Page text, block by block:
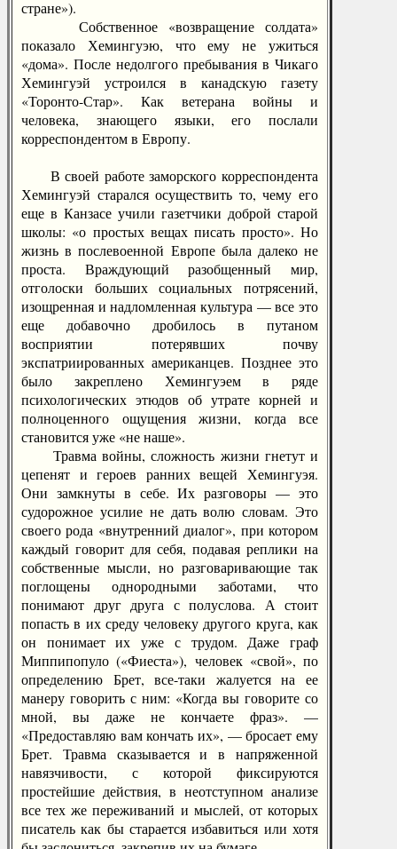
стране»).
Собственное «возвращение солдата»
показало Хемингуэю, что ему не ужиться
«дома». После недолгого пребывания в Чикаго
Хемингуэй устроился в канадскую газету
«Торонто-Стар». Как ветерана войны и
человека, знающего языки, его послали
корреспондентом в Европу.
В своей работе заморского корреспондента
Хемингуэй старался осуществить то, чему его
еще в Канзасе учили газетчики доброй старой
школы: «о простых вещах писать просто». Но
жизнь в послевоенной Европе была далеко не
проста. Враждующий разобщенный мир,
отголоски больших социальных потрясений,
изощренная и надломленная культура — все это
еще добавочно дробилось в путаном
восприятии потерявших почву
экспатриированных американцев. Позднее это
было закреплено Хемингуэем в ряде
психологических этюдов об утрате корней и
полноценного ощущения жизни, когда все
становится уже «не наше».
Травма войны, сложность жизни гнетут и
цепенят и героев ранних вещей Хемингуэя.
Они замкнуты в себе. Их разговоры — это
судорожное усилие не дать волю словам. Это
своего рода «внутренний диалог», при котором
каждый говорит для себя, подавая реплики на
собственные мысли, но разговаривающие так
поглощены однородными заботами, что
понимают друг друга с полуслова. А стоит
попасть в их среду человеку другого круга, как
он понимает их уже с трудом. Даже граф
Миппипопуло («Фиеста»), человек «свой», по
определению Брет, все-таки жалуется на ее
манеру говорить с ним: «Когда вы говорите со
мной, вы даже не кончаете фраз». —
«Предоставляю вам кончать их», — бросает ему
Брет. Травма сказывается и в напряженной
навязчивости, с которой фиксируются
простейшие действия, в неотступном анализе
все тех же переживаний и мыслей, от которых
писатель как бы старается избавиться или хотя